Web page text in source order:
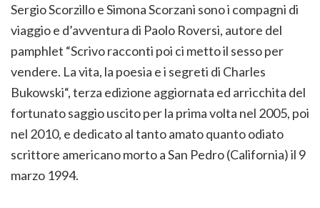
Sergio Scorzillo e Simona Scorzani sono i compagni di
viaggio e d’avventura di Paolo Roversi, autore del
pamphlet “Scrivo racconti poi ci metto il sesso per
vendere. La vita, la poesia e i segreti di Charles
Bukowski“, terza edizione aggiornata ed arricchita del
fortunato saggio uscito per la prima volta nel 2005, poi
nel 2010, e dedicato al tanto amato quanto odiato
scrittore americano morto a San Pedro (California) il 9
marzo 1994.